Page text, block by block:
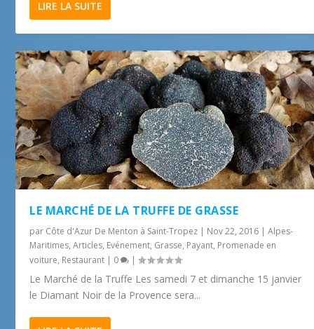
LIRE LA SUITE
LE MARCHÉ DE LA TRUFFE DE GRASSE
par Côte d'Azur De Menton à Saint-Tropez | Nov 22, 2016 |Alpes-
Maritimes,Articles, Evénement, Grasse, Payant, Promenade en
voiture, Restaurant | 0 |
Le Marché de la Truffe Les samedi 7 et dimanche 15 janvier
le Diamant Noir de la Provence sera...